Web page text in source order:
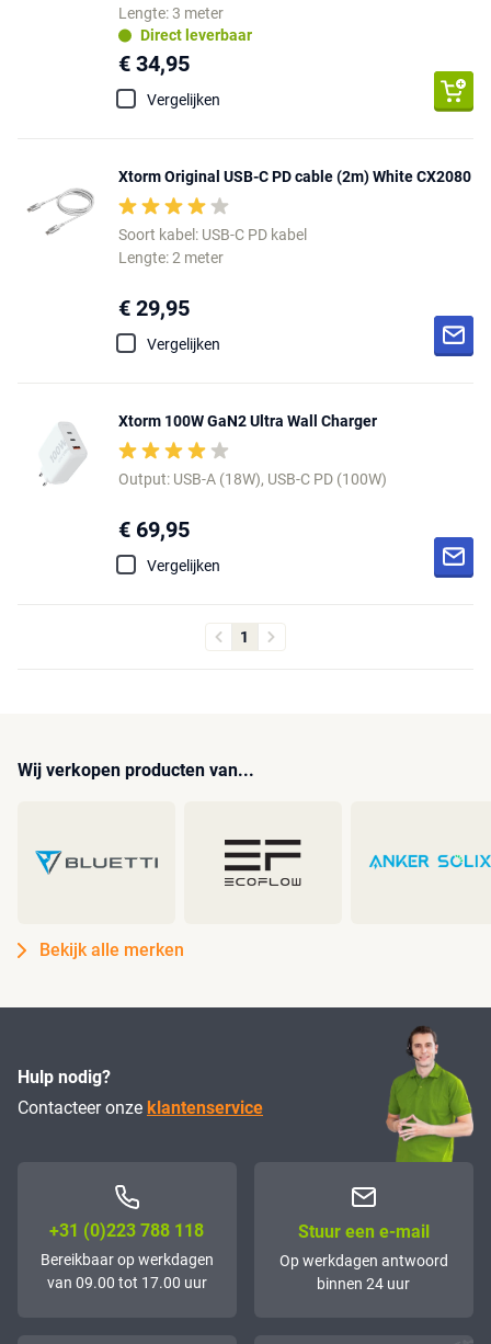
Lengte: 3 meter
Direct leverbaar
€ 34,95
Vergelijken
Xtorm Original USB-C PD cable (2m) White CX2080
Soort kabel: USB-C PD kabel
Lengte: 2 meter
€ 29,95
Vergelijken
Xtorm 100W GaN2 Ultra Wall Charger
Output: USB-A (18W), USB-C PD (100W)
€ 69,95
Vergelijken
1
Wij verkopen producten van...
Bekijk alle merken
Hulp nodig?
Contacteer onze klantenservice
+31 (0)223 788 118
Bereikbaar op werkdagen
van 09.00 tot 17.00 uur
Stuur een e-mail
Op werkdagen antwoord
binnen 24 uur